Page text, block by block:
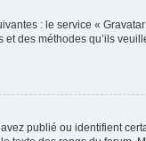
: le service «
des méthodes qu’ils
publié ou identifient